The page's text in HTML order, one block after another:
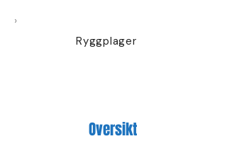
›
Ryggplager
Oversikt